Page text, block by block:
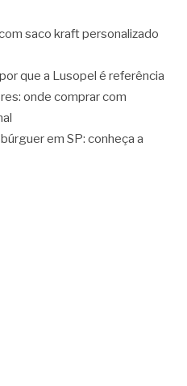
saco kraft personalizado
que a Lusopel é referência
onde comprar com
em SP: conheça a